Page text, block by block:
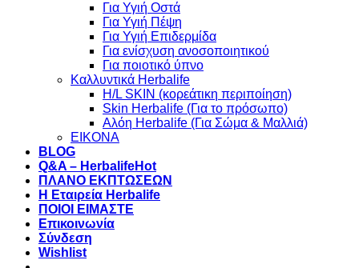
Για Υγιή Οστά
Για Υγιή Πέψη
Για Υγιή Επιδερμίδα
Για ενίσχυση ανοσοποιητικού
Για ποιοτικό ύπνο
Καλλυντικά Herbalife
H/L SKIN (κορεάτικη περιποίηση)
Skin Herbalife (Για το πρόσωπο)
Αλόη Ηerbalife (Για Σώμα & Μαλλιά)
ΕΙΚΟΝΑ
BLOG
Q&A – Herbalife
ΠΛΑΝΟ ΕΚΠΤΩΣΕΩΝ
Η Εταιρεία Herbalife
ΠΟΙΟΙ ΕΙΜΑΣΤΕ
Επικοινωνία
Σύνδεση
Wishlist